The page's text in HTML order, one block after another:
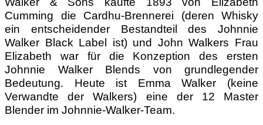
Cumming die Cardhu-Brennerei (deren Whisky
ein entscheidender Bestandteil des Johnnie
Walker Black Label ist) und John Walkers Frau
Elizabeth war für die Konzeption des ersten
Johnnie Walker Blends von grundlegender
Bedeutung. Heute ist Emma Walker (keine
Verwandte der Walkers) eine der 12 Master
Blender im Johnnie-Walker-Team.